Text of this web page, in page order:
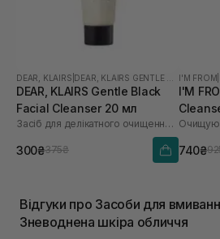
DEAR, KLAIRS
DEAR, KLAIRS Gentle Black
Facial Cleanser 20 мл
Засіб для делікатного очищення обличчя
300₴375₴
I'M FROM
I'M
740₴
Відгуки про Засоби для
Зневоднена шкіра обличчя